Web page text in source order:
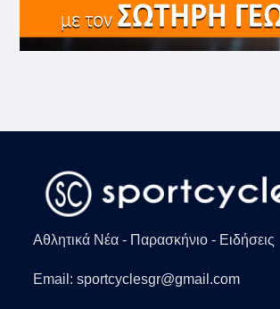
Αθλητικά Νέα - Παρασκήνιο - Ειδήσεις
Email: sportcyclesgr@gmail.com